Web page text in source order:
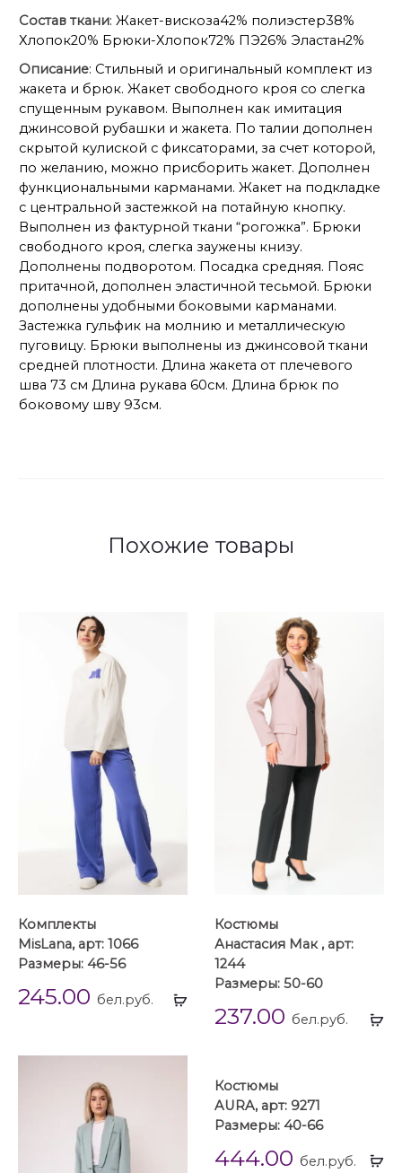
Состав ткани: Жакет-вискоза42% полиэстер38%
Хлопок20% Брюки-Хлопок72% ПЭ26% Эластан2%
Описание: Стильный и оригинальный комплект из
жакета и брюк. Жакет свободного кроя со слегка
спущенным рукавом. Выполнен как имитация
джинсовой рубашки и жакета. По талии дополнен
скрытой кулиской с фиксаторами, за счет которой,
по желанию, можно присборить жакет. Дополнен
функциональными карманами. Жакет на подкладке
с центральной застежкой на потайную кнопку.
Выполнен из фактурной ткани “рогожка”. Брюки
свободного кроя, слегка заужены книзу.
Дополнены подворотом. Посадка средняя. Пояс
притачной, дополнен эластичной тесьмой. Брюки
дополнены удобными боковыми карманами.
Застежка гульфик на молнию и металлическую
пуговицу. Брюки выполнены из джинсовой ткани
средней плотности. Длина жакета от плечевого
шва 73 см Длина рукава 60см. Длина брюк по
боковому шву 93см.
Похожие товары
Выбрать
Комплекты
MisLana, арт: 1066
Размеры: 46-56
245.00 бел.руб.
Костюмы
Анастасия Мак , арт:
1244
Размеры: 50-60
237.00 бел.руб.
Костюмы
AURA, арт: 9271
Размеры: 40-66
444.00 бел.руб.